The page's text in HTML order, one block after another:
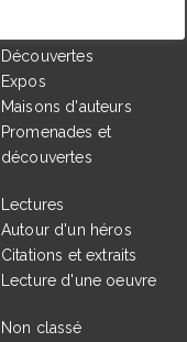
Découvertes
Expos
Maisons d'auteurs
Promenades et
découvertes
Lectures
Autour d'un héros
Citations et extraits
Lecture d'une oeuvre
Non classé